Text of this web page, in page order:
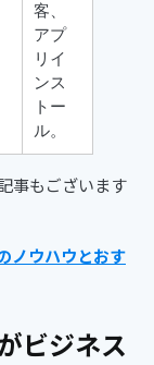
客、
アプ
リイ
ンス
トー
ル。
事もございます
ノウハウとおす
ビジネス